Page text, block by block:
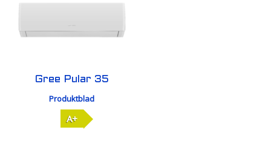
Gree Pular 35
Produktblad
A+